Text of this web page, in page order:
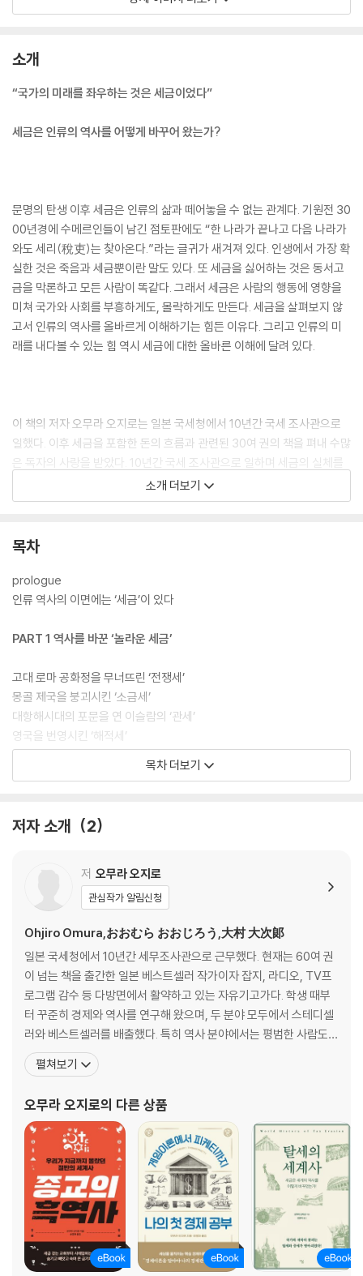
소개
“국가의 미래를 좌우하는 것은 세금이었다”
세금은 인류의 역사를 어떻게 바꾸어 왔는가?
문명의 탄생 이후 세금은 인류의 삶과 떼어놓을 수 없는 관계다. 기원전 30
00년경에 수메르인들이 남긴 점토판에도 “한 나라가 끝나고 다음 나라가
와도 세리(稅吏)는 찾아온다.”라는 글귀가 새겨져 있다. 인생에서 가장 확
실한 것은 죽음과 세금뿐이란 말도 있다. 또 세금을 싫어하는 것은 동서고
금을 막론하고 모든 사람이 똑같다. 그래서 세금은 사람의 행동에 영향을
미쳐 국가와 사회를 부흥하게도, 몰락하게도 만든다. 세금을 살펴보지 않
고서 인류의 역사를 올바르게 이해하기는 힘든 이유다. 그리고 인류의 미
래를 내다볼 수 있는 힘 역시 세금에 대한 올바른 이해에 달려 있다.
이 책의 저자 오무라 오지로는 일본 국세청에서 10년간 국세 조사관으로
일했다. 이후 세금을 포함한 돈의 흐름과 관련된 30여 권의 책을 펴내 수많
은 독자의 사랑을 받았다. 10년간 국세 조사관으로 일하며 세금의 실체를
알게 됐고, 고대와 현대를 가로지르며 역사의 이면에 자리한 세금을 파헤
쳤다. 이 책은 로마의 몰락부터 프랑스 혁명, 미국의 독립까지 역사를 바꾼
세와 창문세 등 온갖 기이하고 놀라운 세금 이야기를 풀어놓는다. 읽다 보
을 수도 있구나 하는 생각이 들 정도다. 세금에 대한 지식과 교양을 끌어올
려 주는 역사를 바꾼 70가지 세금 이야기가 펼쳐진다. 마지막 페이지를 덮
통찰과 미래를 내다볼 수 있는 관점도 얻게 될 것이다.
소개 더보기
목차
prologue
인류 역사의 이면에는 ‘세금’이 있다
PART 1 역사를 바꾼 ‘놀라운 세금’
고대 로마 공화정을 무너뜨린 ‘전쟁세’
몽골 제국을 붕괴시킨 ‘소금세’
대항해시대의 포문을 연 이슬람의 ‘관세’
영국을 번영시킨 ‘해적세’
네덜란드와 포르투갈 독립의 주역 ‘소비세’
프랑스 혁명의 방아쇠를 당긴 ‘농민세’
미국 독립운동의 불을 지핀 ‘신문세’
망하는 지름길을 택한 귀족의 ‘면세’
오닌의 난을 부른 ‘대출세’
이 길을 가려거든 돈을 내시오 ‘통행세’
돈으로 직접 내지 않은 세금 ‘간접세’
달달함으로 군함과 무기를 사다 ‘설탕세’
PART 2 세계를 뒤흔든 ‘기막힌 세금’
영주와의 첫날 밤 때문에 생긴 ‘초야세’
다른 종교를 믿는 벌 ‘이교도세’
아무나 멋진 수염을 기를 수 없다 ‘수염세’
결혼하지 않고 혼자 살겠다면 ‘독신세’
철은 아무나 다룰 수 없다 ‘철세’
거센 반발을 초래한 중국의 ‘월병세’
분뇨는 국가 수익 ‘공중화장실’
난로가 많을수록 부자 ‘난로세’
창문의 개수대로 부과된 ‘창문세’
코기의 꼬리는 유죄 ‘개 꼬리세’
목차 더보기
저자 소개 2
저 오무라 오지로
관심작가 알림신청
Ohjiro Omura,おおむら おおじろう,大村 大次郞
일본 국세청에서 10년간 세무조사관으로 근무했다. 현재는 60여 권
이 넘는 책을 출간한 일본 베스트셀러 작가이자 잡지, 라디오, TV프
로그램 감수 등 다방면에서 활약하고 있는 자유기고가다. 학생 때부
터 꾸준히 경제와 역사를 연구해 왔으며, 두 분야 모두에서 스테디셀
러와 베스트셀러를 배출했다. 특히 역사 분야에서는 평범한 사람도
폭넓은 시각으로 세상의 흐름을 예측하도록 돕는 역사평론가로 평가
받는다. 주로 부의 관점에서 바라본 인류의 발자취를 소개하며, 단순
펼쳐보기
오무라 오지로의 다른 상품